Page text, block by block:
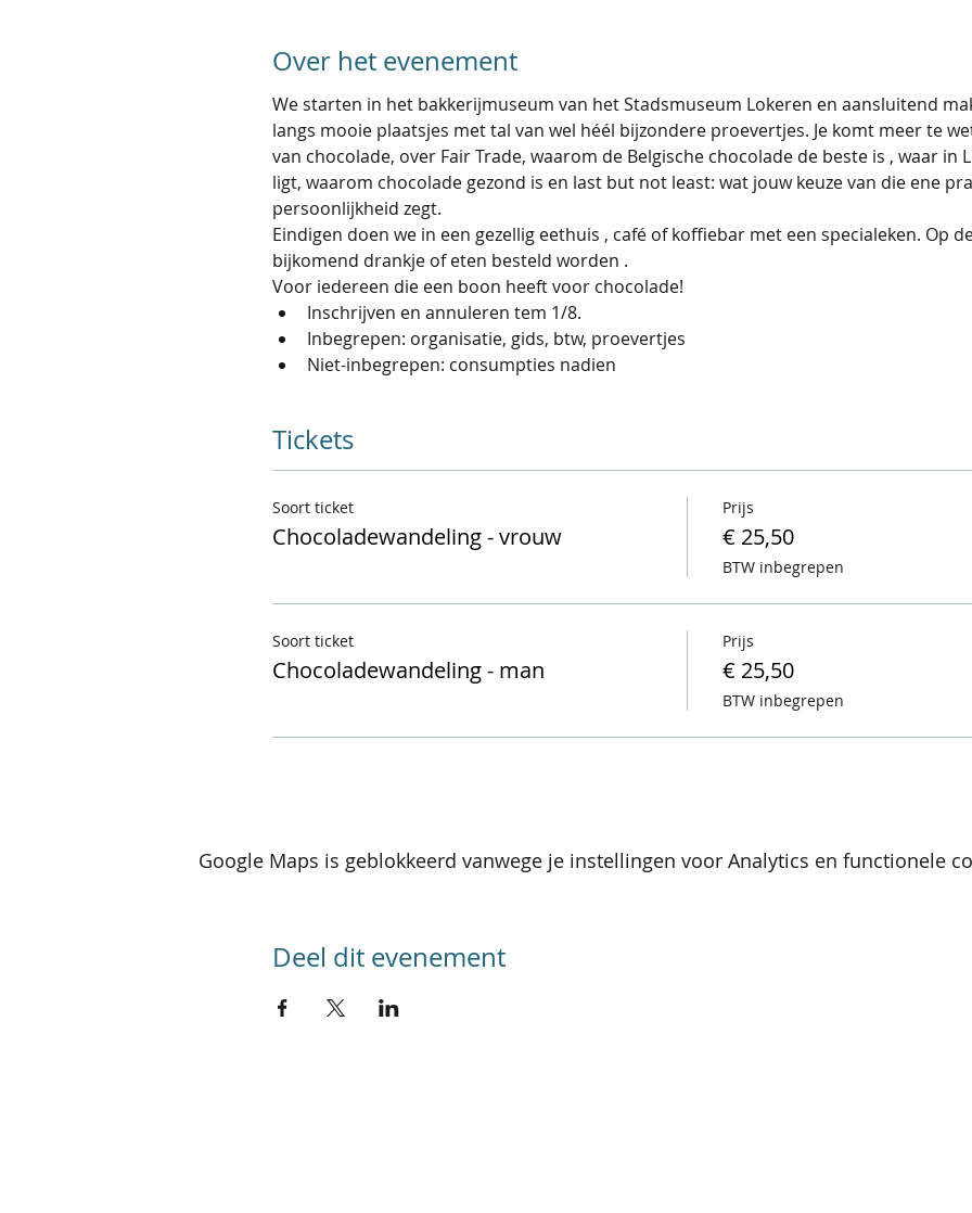
Over het evenement
We starten in het bakkerijmuseum van het Stadsmuseum Lokeren en aansluitend
langs mooie plaatsjes met tal van wel héél bijzondere proevertjes. Je komt meer te
van chocolade, over Fair Trade, waarom de Belgische chocolade de beste is , waar in
ligt, waarom chocolade gezond is en last but not least: wat jouw keuze van die ene
persoonlijkheid zegt.
Eindigen doen we in een gezellig eethuis , café of koffiebar met een specialeken. Op
bijkomend drankje of eten besteld worden .
Voor iedereen die een boon heeft voor chocolade!
Inschrijven en annuleren tem 1/8.
Inbegrepen: organisatie, gids, btw, proevertjes
Niet-inbegrepen: consumpties nadien
Tickets
Soort ticket
Chocoladewandeling - vrouw
Prijs
€ 25,50
BTW inbegrepen
Soort ticket
Chocoladewandeling - man
Prijs
€ 25,50
BTW inbegrepen
Google Maps is geblokkeerd vanwege je instellingen voor Analytics en functionele
Deel dit evenement